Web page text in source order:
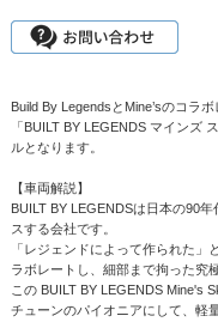
Build By LegendsとMine’sのコラ
「BUILT BY LEGENDS マインズ
ルとなります。
【車両解説】
BUILT BY LEGENDSは日本の90
スする会社です。
「レジェンドによって作られた
ラボレートし、細部まで拘った究
この BUILT BY LEGENDS Mine's
チューンのパイオニアにして、軽